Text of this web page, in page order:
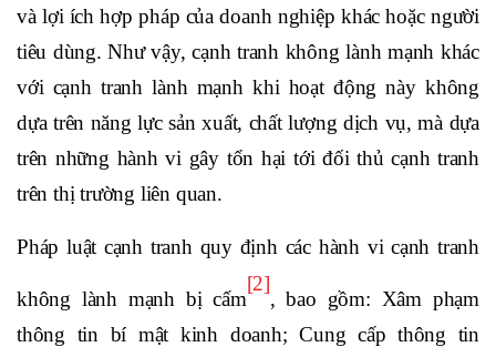
và lợi ích hợp pháp của doanh nghiệp khác hoặc người
tiêu dùng. Như vậy, cạnh tranh không lành mạnh khác
với cạnh tranh lành mạnh khi hoạt động này không
dựa trên năng lực sản xuất, chất lượng dịch vụ, mà dựa
trên những hành vi gây tổn hại tới đối thủ cạnh tranh
trên thị trường liên quan.
Pháp luật cạnh tranh quy định các hành vi cạnh tranh
không lành mạnh bị cấm
[2]
, bao gồm: Xâm phạm
thông tin bí mật kinh doanh; Cung cấp thông tin